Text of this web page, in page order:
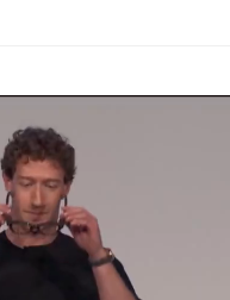
豚颱風龜速前進！ 周末兩天降...